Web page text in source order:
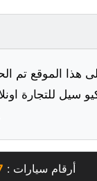
هذا الموقع تم
سيل للتجارة
أرقام سيارات :